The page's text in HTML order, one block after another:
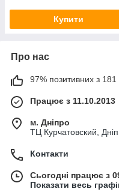
Купити
Про нас
97% позитивних з 181
Працює з 11.10.2013
м. Дніпро
ТЦ Курчатовский,
Контакти
Сьогодні працює з
Показати весь